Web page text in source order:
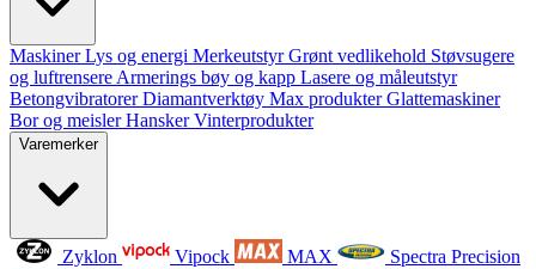
MaskinerLys og energi MerkeutstyrGrønt vedlikehold Støvsugere
og luftrensere Armerings bøy og kapp Lasere og måleutstyr
BetongvibratorerDiamantverktøy Max produkterGlattemaskiner
Bor og meislerHanskerVinterprodukter
Varemerker
Zyklon Vipock MAX
Spectra Precision